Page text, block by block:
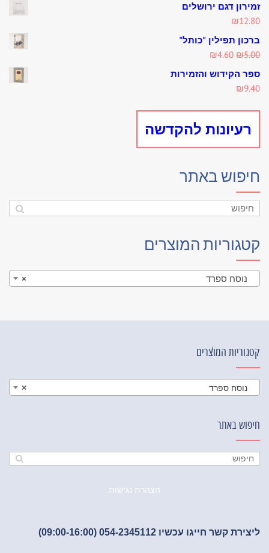
זמירון דגם ירושלים
₪12.80
ברכון תפילין "כותל"
₪5.00
Original
₪4.60
ספר הקידוש והזמירות
₪9.40
רעיונות להקדשה
חיפוש באתר
קטגוריות המוצרים
× נוסח ספרד
קטגוריות המוצרים
× נוסח ספרד
חיפוש באתר
הצהרת נגישות
ליצירת קשר חייגו עכשיו 054-2345112 (09:00-16:00)